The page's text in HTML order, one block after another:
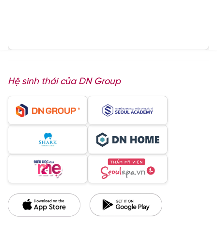
Hệ sinh thái của DN Group